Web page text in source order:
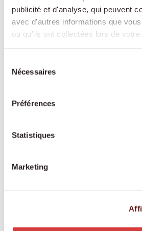
publicité et d'analyse, qui peuvent
avec d'autres informations que
ou qu'ils ont collectées lors de
Nécessaires
Préférences
Statistiques
Marketing
médicaux, courses,
culturels – toujours à vos côtés
Courses et préparation des
fraîche et saine selon vos
déshabillage, soutien à la
une prise régulière au bon
Parkinson : prise en charge
empathique face aux
Accompagnement en situation
Toutes les prestations sont